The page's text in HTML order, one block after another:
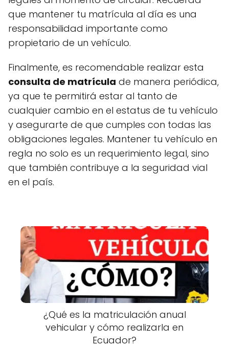
que mantener tu matrícula al día es una
responsabilidad importante como
propietario de un vehículo.
Finalmente, es recomendable realizar esta
consulta de matrícula de manera periódica,
ya que te permitirá estar al tanto de
cualquier cambio en el estatus de tu vehículo
y asegurarte de que cumples con todas las
obligaciones legales. Mantener tu vehículo en
regla no solo es un requerimiento legal, sino
que también contribuye a la seguridad vial
en el país.
¿Qué es la matriculación anual
vehicular y cómo realizarla en
Ecuador?